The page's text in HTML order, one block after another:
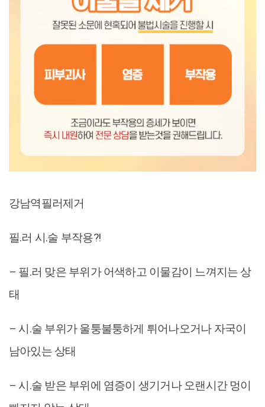
강남역필러제거
필.러 시.술 부작용?!
– 필.러 맞은 부위가 어색하고 이물감이 느껴지는 상
태
– 시.술 부위가 울퉁불퉁하게 튀어나오거나 자국이
남아있는 상태
– 시.술 받은 부위에 염증이 생기거나 오랜시간 멍이